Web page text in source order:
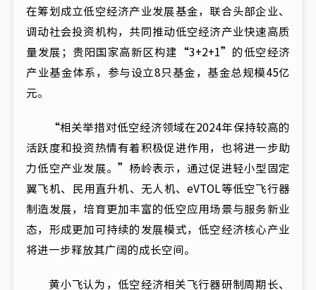
在筹划成立低空经济产业发展基金，联合头部企业、
调动社会投资机构，共同推动低空经济产业快速高质
量发展；贵阳国家高新区构建“3+2+1”的低空经济
产业基金体系，参与设立8只基金，基金总规模45亿
元。
“相关举措对低空经济领域在2024年保持较高的
活跃度和投资热情有着积极促进作用，也将进一步助
力低空产业发展。”杨岭表示，通过促进轻小型固定
翼飞机、民用直升机、无人机、eVTOL等低空飞行器
制造发展，培育更加丰富的低空应用场景与服务新业
态，形成更加可持续的发展模式，低空经济核心产业
将进一步释放其广阔的成长空间。
黄小飞认为，低空经济相关飞行器研制周期长、